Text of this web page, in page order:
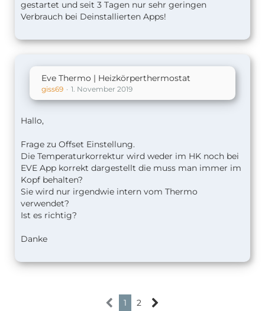
gestartet und seit 3 Tagen nur sehr geringen
Verbrauch bei Deinstallierten Apps!
Eve Thermo | Heizkörperthermostat
giss69 1. November 2019
Hallo,
Frage zu Offset Einstellung.
Die Temperaturkorrektur wird weder im HK noch bei
EVE App korrekt dargestellt die muss man immer im
Kopf behalten?
Sie wird nur irgendwie intern vom Thermo
verwendet?
Ist es richtig?
Danke
1 2